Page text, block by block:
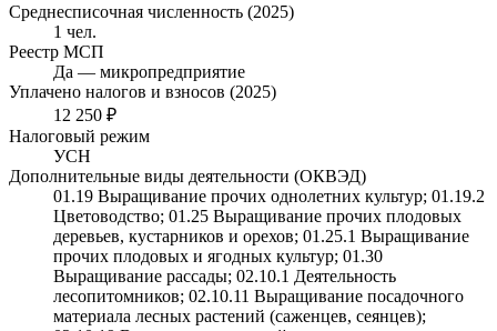
Среднесписочная численность (2025)
1 чел.
Реестр МСП
Да — микропредприятие
Уплачено налогов и взносов (2025)
12 250 ₽
Налоговый режим
УСН
Дополнительные виды деятельности (ОКВЭД)
01.19 Выращивание прочих однолетних культур; 01.19.2
Цветоводство; 01.25 Выращивание прочих плодовых
деревьев, кустарников и орехов; 01.25.1 Выращивание
прочих плодовых и ягодных культур; 01.30
Выращивание рассады; 02.10.1 Деятельность
лесопитомников; 02.10.11 Выращивание посадочного
материала лесных растений (саженцев, сеянцев);